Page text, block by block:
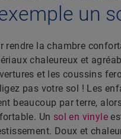
un
rendre la chambre
chaleureux et
et les coussins
pas votre sol ! Les
beaucoup par terre,
Un sol en vinyle
Doux et